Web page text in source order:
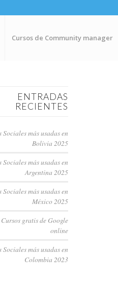
Cursos de Community manager
ENTRADAS
RECIENTES
Sociales más usadas en
Bolivia 2025
Sociales más usadas en
Argentina 2025
Sociales más usadas en
México 2025
gratis de Google
online
Sociales más usadas en
Colombia 2023